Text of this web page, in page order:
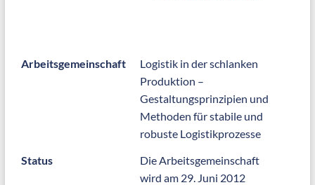
Arbeitsgemeinschaft
Logistik in der schlanken
Produktion –
Gestaltungsprinzipien und
Methoden für stabile und
robuste Logistikprozesse
Status
Die Arbeitsgemeinschaft
wird am 29. Juni 2012